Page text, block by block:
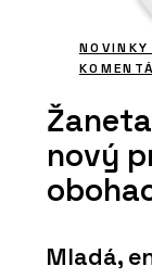
nový
Mladá,